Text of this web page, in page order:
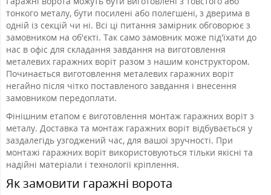
тонкого металу, бути посилені або полегшені, з дверима в
одній із секцій чи ні. Всі ці питання замірник обговорює з
замовником на об'єкті. Так само замовник може під'їхати до
нас в офіс для складання завдання на виготовлення
металевих гаражних воріт разом з нашим конструктором.
Починається виготовлення металевих гаражних воріт
негайно після чітко поставленого завдання і внесення
замовником передоплати.
Фінішним етапом є виготовлення монтаж гаражних воріт з
металу. Доставка та монтаж гаражних воріт відбувається у
заздалегідь узгоджений час, для вашої зручності. При
монтажі гаражних воріт використовуються тільки якісні та
надійні матеріали і технології кріплення.
Як замовити гаражні ворота